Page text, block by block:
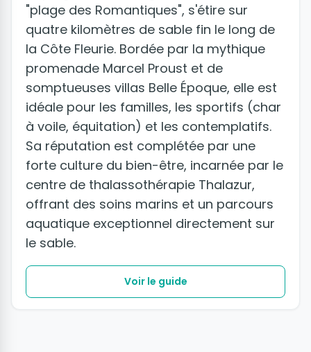
"plage des Romantiques", s'étire sur
quatre kilomètres de sable fin le long de
la Côte Fleurie. Bordée par la mythique
promenade Marcel Proust et de
somptueuses villas Belle Époque, elle est
idéale pour les familles, les sportifs (char
à voile, équitation) et les contemplatifs.
Sa réputation est complétée par une
forte culture du bien-être, incarnée par le
centre de thalassothérapie Thalazur,
offrant des soins marins et un parcours
aquatique exceptionnel directement sur
le sable.
Voir le guide